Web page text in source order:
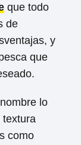
que todo
de
y
que
lo
textura
como